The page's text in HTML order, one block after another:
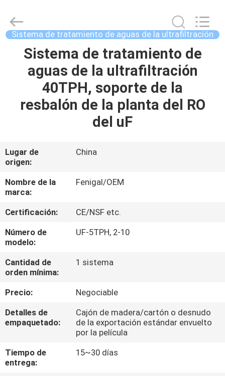
HOGAR
PRODUCTOS
VIAJE
DE
LA
FÁBRICA
CONTROL
DE
ÉNTRENOS
EN
CONTACTO
CON
Fenigal
Science
Technology
Sistema de tratamiento de aguas de la ultrafiltración
Sistema de tratamiento de
aguas de la ultrafiltración
40TPH, soporte de la
resbalón de la planta del RO
del uF
Lugar de
origen:
China
Nombre de la
marca:
Fenigal/OEM
Certificación:
CE/NSF etc.
Número de
modelo:
UF-5TPH, 2-10
Cantidad de
orden mínima:
1 sistema
Precio:
Negociable
Detalles de
empaquetado:
Cajón de madera/cartón o desnudo
de la exportación estándar envuelto
por la película
Tiempo de
entrega:
15~30 días